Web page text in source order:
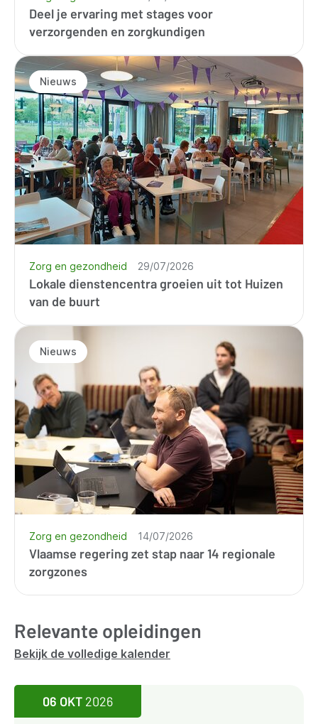
Deel je ervaring met stages voor
verzorgenden en zorgkundigen
Nieuws
Lokale dienstencentra groeien uit tot Huizen
van de buurt
Zorg en gezondheid 29/07/2026
Nieuws
Vlaamse regering zet stap naar 14 regionale
zorgzones
Zorg en gezondheid 14/07/2026
Relevante opleidingen
Bekijk de volledige kalender
06 OKT 2026